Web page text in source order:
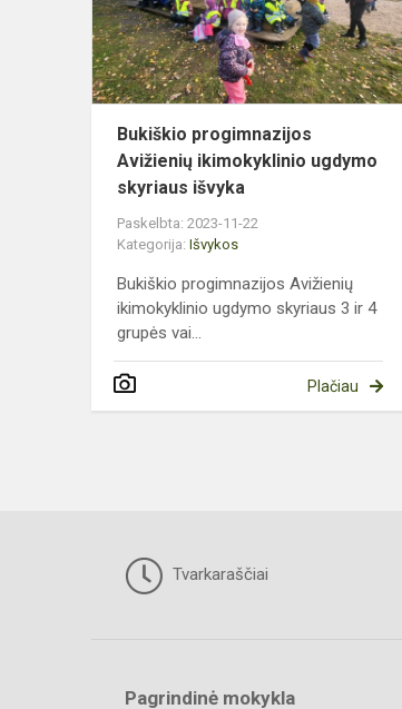
Bukiškio progimnazijos
Avižienių ikimokyklinio ugdymo
skyriaus išvyka
Paskelbta: 2023-11-22
Kategorija: Išvykos
Bukiškio progimnazijos Avižienių
ikimokyklinio ugdymo skyriaus 3 ir 4
grupės vai...
Plačiau
Tvarkaraščiai
Pagrindinė mokykla